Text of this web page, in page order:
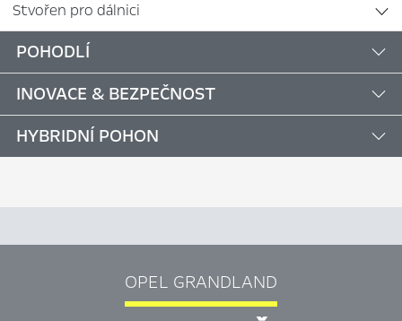
Stvořen pro dálnici
POHODLÍ
INOVACE & BEZPEČNOST
HYBRIDNÍ POHON
OPEL GRANDLAND